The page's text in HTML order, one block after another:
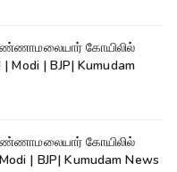
கோயிலில்
| BJP| Kumudam
கோயிலில்
News